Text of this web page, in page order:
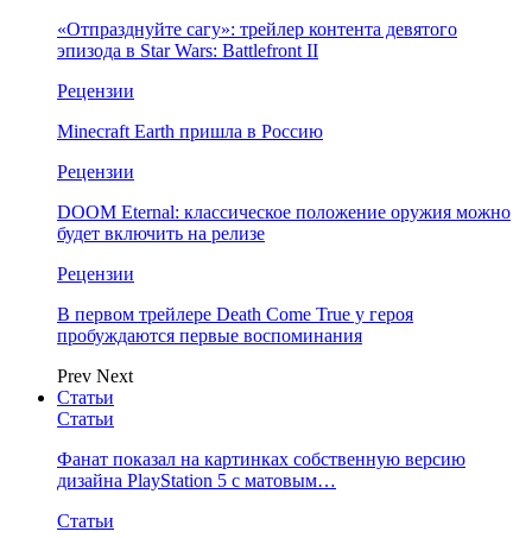
«Отпразднуйте сагу»: трейлер контента девятого
эпизода в Star Wars: Battlefront II
Рецензии
Minecraft Earth пришла в Россию
Рецензии
DOOM Eternal: классическое положение оружия можно
будет включить на релизе
Рецензии
В первом трейлере Death Come True у героя
пробуждаются первые воспоминания
Prev Next
Статьи
Статьи
Фанат показал на картинках собственную версию
дизайна PlayStation 5 с матовым…
Статьи